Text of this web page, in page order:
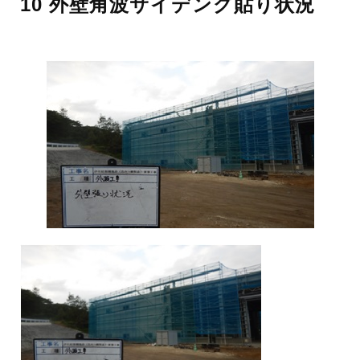
10 外壁角波サイデング貼り状況